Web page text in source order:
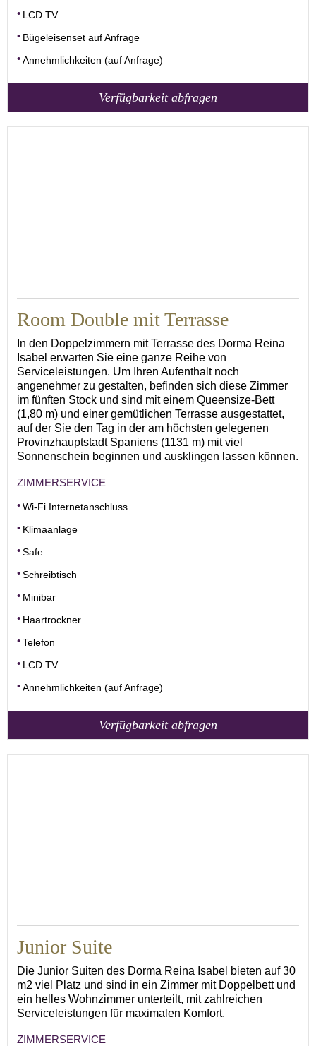
LCD TV
Bügeleisenset auf Anfrage
Annehmlichkeiten (auf Anfrage)
Verfügbarkeit abfragen
Room Double mit Terrasse
In den Doppelzimmern mit Terrasse des Dorma Reina
Isabel erwarten Sie eine ganze Reihe von
Serviceleistungen. Um Ihren Aufenthalt noch
angenehmer zu gestalten, befinden sich diese Zimmer
im fünften Stock und sind mit einem Queensize-Bett
(1,80 m) und einer gemütlichen Terrasse ausgestattet,
auf der Sie den Tag in der am höchsten gelegenen
Provinzhauptstadt Spaniens (1131 m) mit viel
Sonnenschein beginnen und ausklingen lassen können.
ZIMMERSERVICE
Wi-Fi Internetanschluss
Klimaanlage
Safe
Schreibtisch
Minibar
Haartrockner
Telefon
LCD TV
Annehmlichkeiten (auf Anfrage)
Verfügbarkeit abfragen
Junior Suite
Die Junior Suiten des Dorma Reina Isabel bieten auf 30
m2 viel Platz und sind in ein Zimmer mit Doppelbett und
ein helles Wohnzimmer unterteilt, mit zahlreichen
Serviceleistungen für maximalen Komfort.
ZIMMERSERVICE